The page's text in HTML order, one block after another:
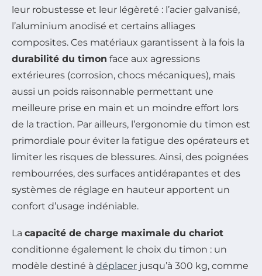
leur robustesse et leur légèreté : l’acier galvanisé,
l’aluminium anodisé et certains alliages
composites. Ces matériaux garantissent à la fois la
durabilité du timon face aux agressions
extérieures (corrosion, chocs mécaniques), mais
aussi un poids raisonnable permettant une
meilleure prise en main et un moindre effort lors
de la traction. Par ailleurs, l’ergonomie du timon est
primordiale pour éviter la fatigue des opérateurs et
limiter les risques de blessures. Ainsi, des poignées
rembourrées, des surfaces antidérapantes et des
systèmes de réglage en hauteur apportent un
confort d’usage indéniable.
La capacité de charge maximale du chariot
conditionne également le choix du timon : un
modèle destiné à déplacer jusqu’à 300 kg, comme